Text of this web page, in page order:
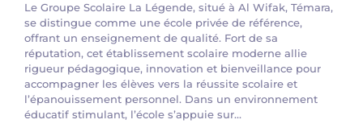
Le Groupe Scolaire La Légende, situé à Al Wifak, Témara,
se distingue comme une école privée de référence,
offrant un enseignement de qualité. Fort de sa
réputation, cet établissement scolaire moderne allie
rigueur pédagogique, innovation et bienveillance pour
accompagner les élèves vers la réussite scolaire et
l’épanouissement personnel. Dans un environnement
éducatif stimulant, l’école s’appuie sur...